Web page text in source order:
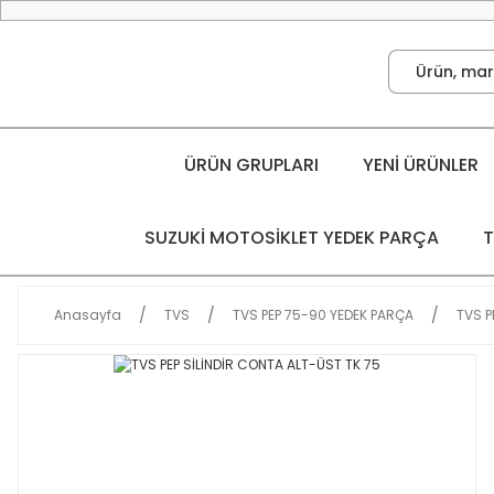
ÜRÜN GRUPLARI YENİ ÜRÜNLER
SUZUKİ MOTOSİKLET YEDEK PARÇA
Anasayfa TVS TVS PEP 75-90 YEDEK PARÇA TVS